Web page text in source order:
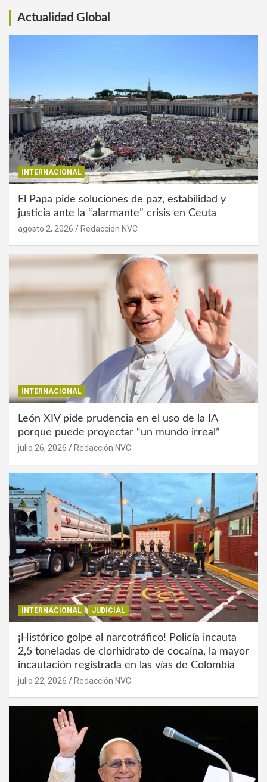
Actualidad Global
INTERNACIONAL
El Papa pide soluciones de paz, estabilidad y
justicia ante la “alarmante” crisis en Ceuta
agosto 2, 2026 Redacción NVC
INTERNACIONAL
León XIV pide prudencia en el uso de la IA
porque puede proyectar “un mundo irreal”
julio 26, 2026 Redacción NVC
INTERNACIONAL JUDICIAL
¡Histórico golpe al narcotráfico! Policía incauta
2,5 toneladas de clorhidrato de cocaína, la mayor
incautación registrada en las vías de Colombia
julio 22, 2026 Redacción NVC